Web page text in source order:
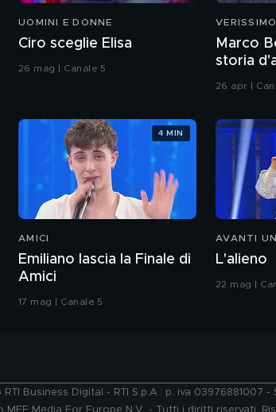
UOMINI E DONNE
Ciro sceglie Elisa
26 mag | Canale 5
VERISSIMO
Marco
storia
Chiatti"
26 apr |
AMICI
Emiliano lascia la Finale di
Amici
17 mag | Canale 5
4 MIN
AVANTI
L'alieno
22 mag |
Business Digital - RTI S.p.A.: p. iva